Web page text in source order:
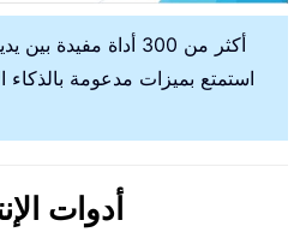
استمتع بميزات مدعومة بالذكاء
أدوات